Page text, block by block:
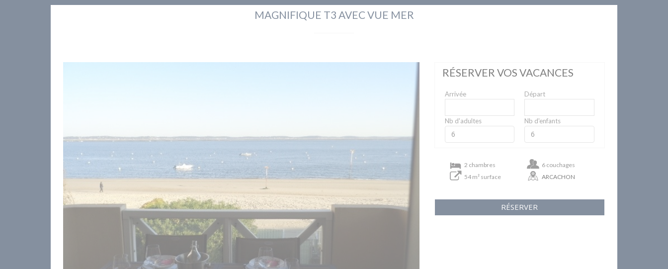
MAGNIFIQUE T3 AVEC VUE MER
RÉSERVER VOS VACANCES
Arrivée Départ
Nb d'adultes Nb d'enfants
2 chambres
6 couchages
54 m² surface
ARCACHON
RÉSERVER